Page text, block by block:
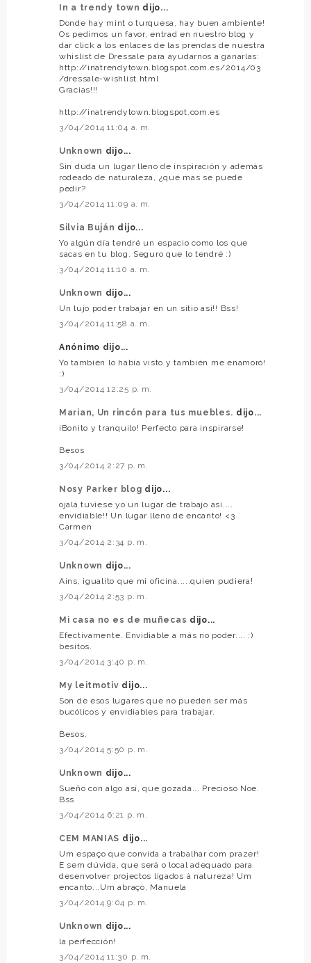
In a trendy town dijo...
Donde hay mint o turquesa, hay buen ambiente!
Os pedimos un favor, entrad en nuestro blog y
dar click a los enlaces de las prendas de nuestra
whislist de Dressale para ayudarnos a ganarlas:
http://inatrendytown.blogspot.com.es/2014/03
/dressale-wishlist.html
Gracias!!!
http://inatrendytown.blogspot.com.es
3/04/2014 11:04 a. m.
Unknown dijo...
Sin duda un lugar lleno de inspiración y además
rodeado de naturaleza, ¿qué mas se puede
pedir?
3/04/2014 11:09 a. m.
Silvia Buján dijo...
Yo algún día tendré un espacio como los que
sacas en tu blog. Seguro que lo tendré :)
3/04/2014 11:10 a. m.
Unknown dijo...
Un lujo poder trabajar en un sitio así!! Bss!
3/04/2014 11:58 a. m.
Anónimo dijo...
Yo también lo había visto y también me enamoró!
:)
3/04/2014 12:25 p. m.
Marian, Un rincón para tus muebles. dijo...
¡Bonito y tranquilo! Perfecto para inspirarse!
Besos
3/04/2014 2:27 p. m.
Nosy Parker blog dijo...
ojalá tuviese yo un lugar de trabajo así....
envidiable!! Un lugar lleno de encanto! <3
Carmen
3/04/2014 2:34 p. m.
Unknown dijo...
Ains, igualito que mi oficina.....quien pudiera!
3/04/2014 2:53 p. m.
Mi casa no es de muñecas dijo...
Efectivamente. Envidiable a más no poder.... :)
besitos.
3/04/2014 3:40 p. m.
My leitmotiv dijo...
Son de esos lugares que no pueden ser más
bucólicos y envidiables para trabajar.
Besos.
3/04/2014 5:50 p. m.
Unknown dijo...
Sueño con algo así, que gozada... Precioso Noe.
Bss
3/04/2014 6:21 p. m.
CEM MANIAS dijo...
Um espaço que convida a trabalhar com prazer!
E sem dúvida, que será o local adequado para
desenvolver projectos ligados à natureza! Um
encanto...Um abraço, Manuela
3/04/2014 9:04 p. m.
Unknown dijo...
la perfección!
3/04/2014 11:30 p. m.